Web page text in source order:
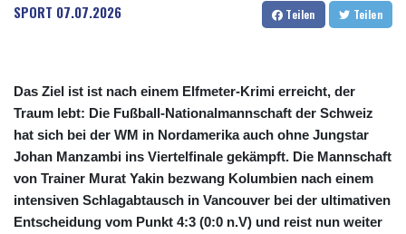
SPORT 07.07.2026 Teilen Teilen
Das Ziel ist ist nach einem Elfmeter-Krimi erreicht, der
Traum lebt: Die Fußball-Nationalmannschaft der Schweiz
hat sich bei der WM in Nordamerika auch ohne Jungstar
Johan Manzambi ins Viertelfinale gekämpft. Die Mannschaft
von Trainer Murat Yakin bezwang Kolumbien nach einem
intensiven Schlagabtausch in Vancouver bei der ultimativen
Entscheidung vom Punkt 4:3 (0:0 n.V) und reist nun weiter